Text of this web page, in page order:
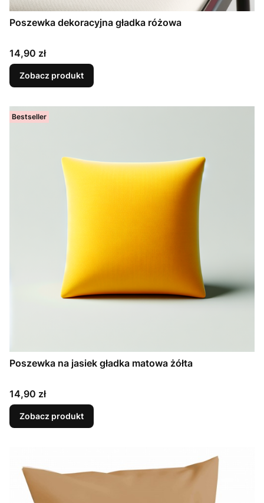
Poszewka dekoracyjna gładka różowa
Cena
14,90 zł
Zobacz produkt
Bestseller
Poszewka na jasiek gładka matowa żółta
Cena
14,90 zł
Zobacz produkt